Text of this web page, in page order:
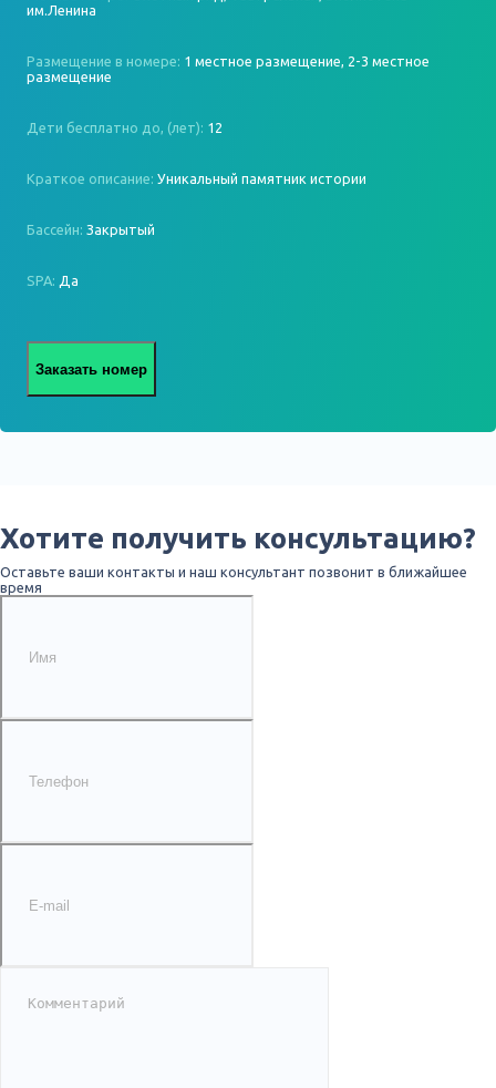
им.Ленина
Размещение в номере: 1 местное размещение, 2-3 местное
размещение
Дети бесплатно до, (лет): 12
Краткое описание: Уникальный памятник истории
Бассейн: Закрытый
SPA: Да
Заказать номер
Хотите получить консультацию?
Оставьте ваши контакты и наш консультант позвонит в ближайшее
время